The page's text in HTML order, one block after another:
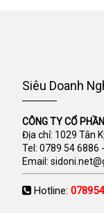
Siêu Doanh
CÔNG TY CỔ
Địa chỉ: 1029 Tân
Tel: 0789 54 6886 -
Email:
Hotline: